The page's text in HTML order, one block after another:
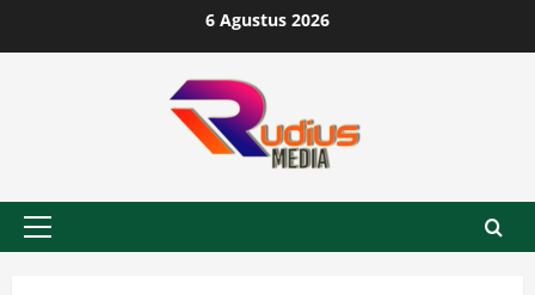
to
6 Agustus 2026
Primary